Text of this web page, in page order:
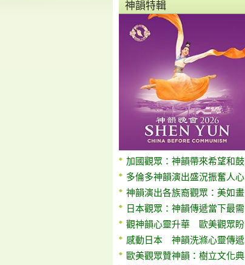
神韻特輯
加國觀眾：神韻帶來希望和鼓
多倫多神韻演出盛況振奮人心
神韻演出各族裔觀眾：美如畫
日本觀眾：神韻傳遞當下最需
觀神韻心靈升華 歐美觀眾盼
感動日本 神韻洗滌心靈傳遞
歐美觀眾贊神韻：樹立文化典